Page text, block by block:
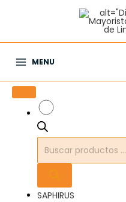
Menu
MENU
Búsqueda
de
SAPHIRUS